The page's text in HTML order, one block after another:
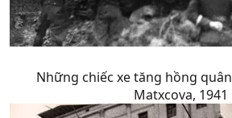
Những chiếc xe tăng hồng
Matxcova, 1941